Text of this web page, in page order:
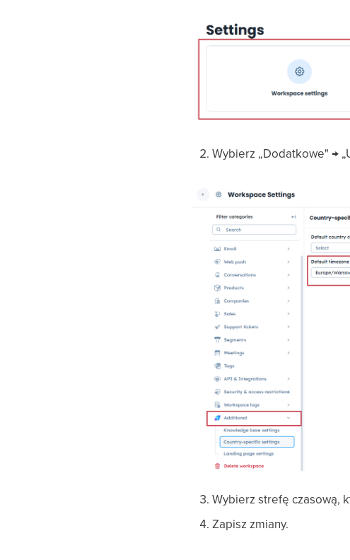
Wybierz „Dodatkowe" →
Wybierz strefę czasową,
Zapisz zmiany.